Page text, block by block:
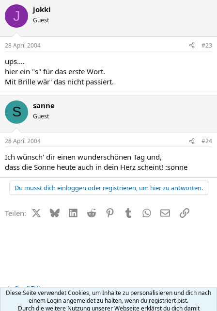
J jokki
Guest
28 April 2004 #23
ups....
hier ein "s" für das erste Wort.
Mit Brille wär' das nicht passiert.
S sanne
Guest
28 April 2004 #24
Ich wünsch' dir einen wunderschönen Tag und,
dass die Sonne heute auch in dein Herz scheint! :sonne
Du musst dich einloggen oder registrieren, um hier zu antworten.
Teilen: X (Twitter)
BlueskyLinkedIn
Reddit PinterestTumblr WhatsApp
E-MailLink
Small Talk
Kontakt Nutzungsbedingungen Datenschutz Hilfe R
Diese Seite verwendet Cookies, um Inhalte zu personalisieren und dich nach
einem Login angemeldet zu halten, wenn du registriert bist.
Durch die weitere Nutzung unserer Webseite erklärst du dich damit